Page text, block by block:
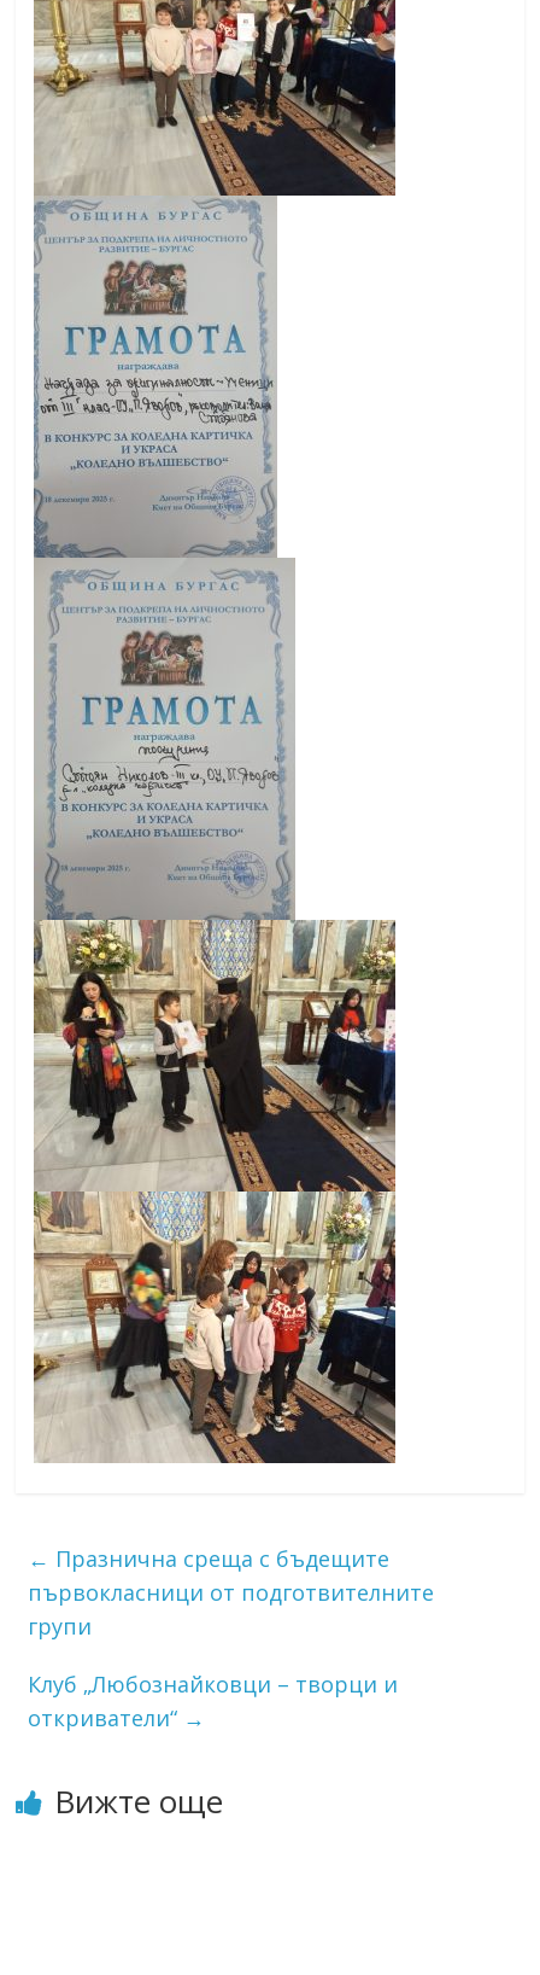
← Празнична среща с бъдещите
първокласници от подготвителните
групи
Клуб „Любознайковци – творци и
откриватели“ →
Вижте още